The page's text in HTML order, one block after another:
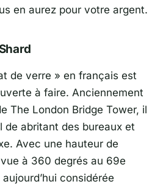
en aurez pour votre argent.
de verre » en français est
à faire. Anciennement
The London Bridge Tower, il
de abritant des bureaux et
Avec une hauteur de
à 360 degrés au 69e
considérée